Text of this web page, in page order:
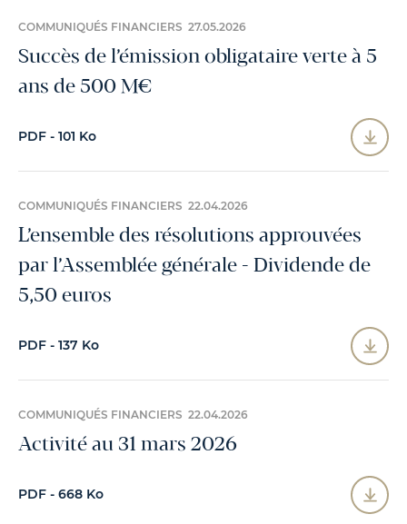
COMMUNIQUÉS FINANCIERS 27.05.2026
Succès de l’émission obligataire verte à 5
ans de 500 M€
PDF - 101 Ko
COMMUNIQUÉS FINANCIERS 22.04.2026
L’ensemble des résolutions approuvées
par l’Assemblée générale - Dividende de
5,50 euros
PDF - 137 Ko
COMMUNIQUÉS FINANCIERS 22.04.2026
Activité au 31 mars 2026
PDF - 668 Ko